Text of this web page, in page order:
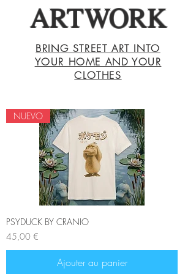
ARTWORK
BRING STREET ART INTO
YOUR HOME AND YOUR
CLOTHES
NUEVO
PSYDUCK BY CRANIO
Prix
45,00 €
Ajouter au panier